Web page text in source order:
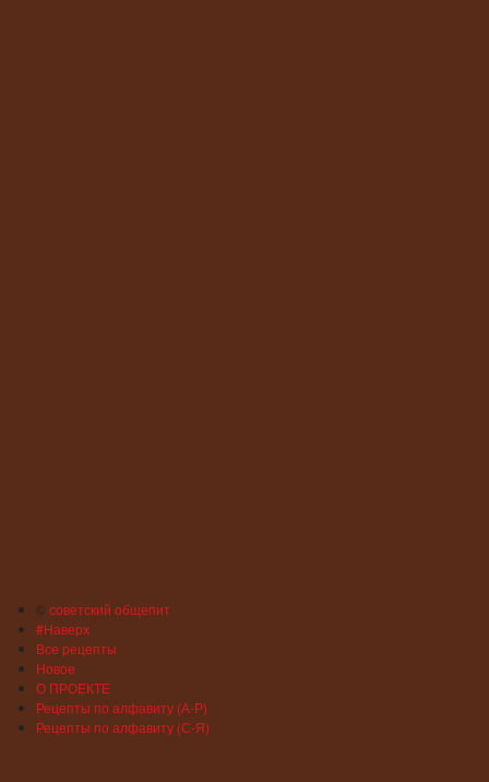
©советский общепит
#Наверх
Все рецепты
Новое
О ПРОЕКТЕ
Рецепты по алфавиту (А-Р)
Рецепты по алфавиту (С-Я)